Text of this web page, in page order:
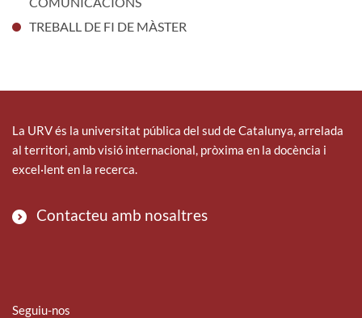
TREBALL DE FI DE MÀSTER
La URV és la universitat pública del sud de Catalunya, arrelada
al territori, amb visió internacional, pròxima en la docència i
excel·lent en la recerca.
Contacteu amb nosaltres
Seguiu-nos